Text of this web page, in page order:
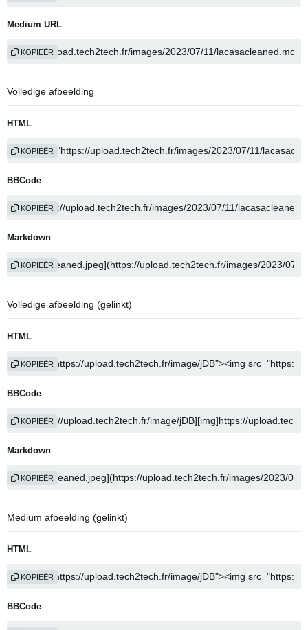
Medium URL
KOPIEËR
Volledige afbeelding
HTML
KOPIEËR
BBCode
KOPIEËR
Markdown
KOPIEËR
Volledige afbeelding (gelinkt)
HTML
KOPIEËR
BBCode
KOPIEËR
Markdown
KOPIEËR
Medium afbeelding (gelinkt)
HTML
KOPIEËR
BBCode